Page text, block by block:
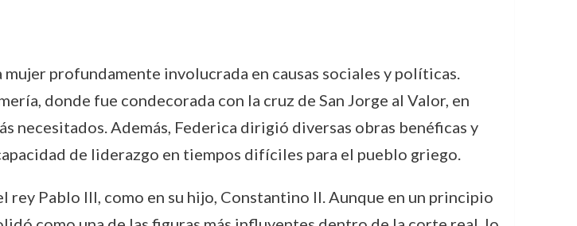
profundamente involucrada en causas sociales y políticas.
donde fue condecorada con la cruz de San Jorge al Valor, en
necesitados. Además, Federica dirigió diversas obras benéficas y
de liderazgo en tiempos difíciles para el pueblo griego.
Pablo III, como en su hijo, Constantino II. Aunque en un principio